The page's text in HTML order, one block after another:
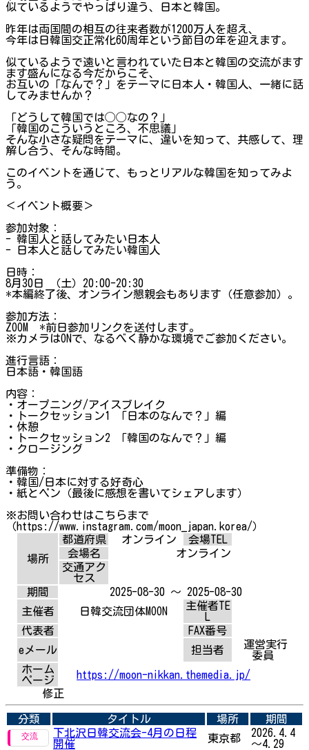
似ているようでやっぱり違う、日本と韓国。
昨年は両国間の相互の往来者数が1200万人を超え、
今年は日韓国交正常化60周年という節目の年を迎えます。
似ているようで遠いと言われていた日本と韓国の交流がます
ます盛んになる今だからこそ、
お互いの「なんで？」をテーマに日本人・韓国人、一緒に話
してみませんか？
「どうして韓国では◯◯なの？」
「韓国のこういうところ、不思議」
そんな小さな疑問をテーマに、違いを知って、共感して、理
解し合う、そんな時間。
このイベントを通じて、もっとリアルな韓国を知ってみよ
う。
＜イベント概要＞
参加対象：
- 韓国人と話してみたい日本人
- 日本人と話してみたい韓国人
日時：
8月30日 （土）20:00-20:30
*本編終了後、オンライン懇親会もあります（任意参加）。
参加方法：
ZOOM *前日参加リンクを送付します。
※カメラはONで、なるべく静かな環境でご参加ください。
進行言語：
日本語・韓国語
内容：
・オープニング/アイスブレイク
・トークセッション1 「日本のなんで？」編
・休憩
・トークセッション2 「韓国のなんで？」編
・クロージング
準備物：
・韓国/日本に対する好奇心
・紙とペン（最後に感想を書いてシェアします）
※お問い合わせはこちらまで
（https://www.instagram.com/moon_japan.korea/）
場所
都道府県 オンライン
会場TEL
会場名
オンライン
交通アク
セス
期間
2025-08-30 ～ 2025-08-30
主催者
日韓交流団体MOON
主催者TE
代表者
FAX番号
eメール
担当者
運営実行
委員
ホーム
ページ
https://moon-nikkan.themedia.jp/
修正
分類 タイトル 場所
期間
下北沢日韓交流会-4月の日程
開催
東京都
2026.4.4
～4.29